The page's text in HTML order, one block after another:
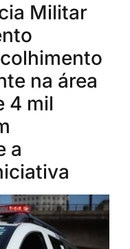
Militar
na área
4 mil
a